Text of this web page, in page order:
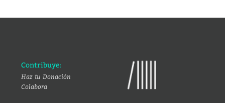
Contribuye:
Haz tu Donación
Colabora